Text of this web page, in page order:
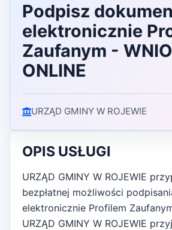
Podpisz
elektronicznie
Zaufanym -
ONLINE
URZĄD GMINY W ROJEWIE
OPIS USŁUGI
URZĄD GMINY W ROJEWIE
bezpłatnej możliwości
elektronicznie Profilem
URZĄD GMINY W ROJEWIE